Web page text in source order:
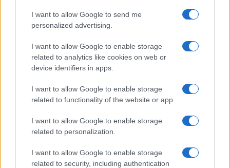
I want to allow Google to send me
personalized advertising.
I want to allow Google to enable storage
related to analytics like cookies on web or
device identifiers in apps.
I want to allow Google to enable storage
related to functionality of the website or app.
I want to allow Google to enable storage
related to personalization.
I want to allow Google to enable storage
related to security, including authentication
TENNIS